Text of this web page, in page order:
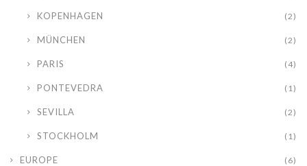
KOPENHAGEN (2)
MÜNCHEN (2)
PARIS (4)
PONTEVEDRA (1)
SEVILLA (2)
STOCKHOLM (1)
EUROPE (6)